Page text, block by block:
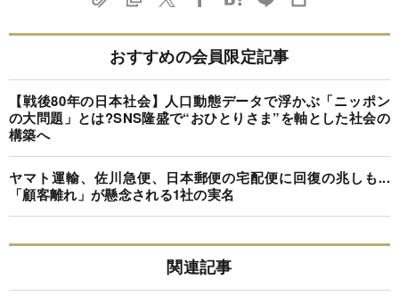
おすすめの会員限定記事
【戦後80年の日本社会】人口動態データで浮かぶ「ニッポン
の大問題」とは?SNS隆盛で“おひとりさま”を軸とした社会の
構築へ
ヤマト運輸、佐川急便、日本郵便の宅配便に回復の兆しも...
「顧客離れ」が懸念される1社の実名
関連記事